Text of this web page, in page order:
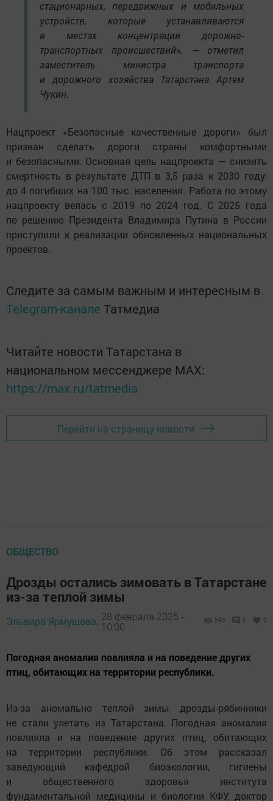
стационарных, передвижных и мобильных
устройств, которые устанавливаются
в местах концентрации дорожно-
транспортных происшествий», — отметил
заместитель министра транспорта
и дорожного хозяйства Татарстана Артем
Чукин.
Нацпроект «Безопасные качественные дороги» был
призван сделать дороги страны комфортными
и безопасными. Основная цель нацпроекта — снизить
смертность в результате ДТП в 3,5 раза к 2030 году:
до 4 погибших на 100 тыс. населения. Работа по этому
нацпроекту велась с 2019 по 2024 год. С 2025 года
по решению Президента Владимира Путина в России
приступили к реализации обновленных национальных
проектов.
Следите за самым важным и интересным в
Telegram-канале Татмедиа
Читайте новости Татарстана в
национальном мессенджере MАХ:
https://max.ru/tatmedia
Перейти на страницу новости
ОБЩЕСТВО
Дрозды остались зимовать в Татарстане
из-за теплой зимы
Эльвира Ярмушова, 28 февраля 2025 -
10:00
595 0 0
Погодная аномалия повлияла и на поведение других
птиц, обитающих на территории республики.
Из-за аномально теплой зимы дрозды-рябинники
не стали улетать из Татарстана. Погодная аномалия
повлияла и на поведение других птиц, обитающих
на территории республики. Об этом рассказал
заведующий кафедрой биоэкологии, гигиены
и общественного здоровья института
фундаментальной медицины и биологии КФУ, доктор